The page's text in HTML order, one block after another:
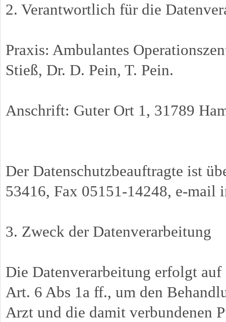
2. Verantwortlich für die
Praxis: Ambulantes
Stieß, Dr. D. Pein, T. Pein.
Anschrift: Guter Ort 1, 31789
Der Datenschutzbeauftragte ist
53416, Fax 05151-14248, e-mail
3. Zweck der Datenverarbeitung
Die Datenverarbeitung erfolgt
Art. 6 Abs 1a ff., um den
Arzt und die damit verbundenen